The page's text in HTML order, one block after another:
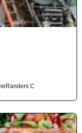
Randers C